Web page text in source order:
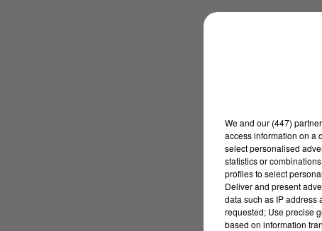
We and our (447)
access information on a
select personalised
statistics or
profiles to select
Deliver and present
data such as IP address
requested; Use precise
based on information